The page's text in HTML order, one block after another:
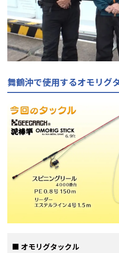
舞鶴沖で使用するオモリグ
オモリグタックル